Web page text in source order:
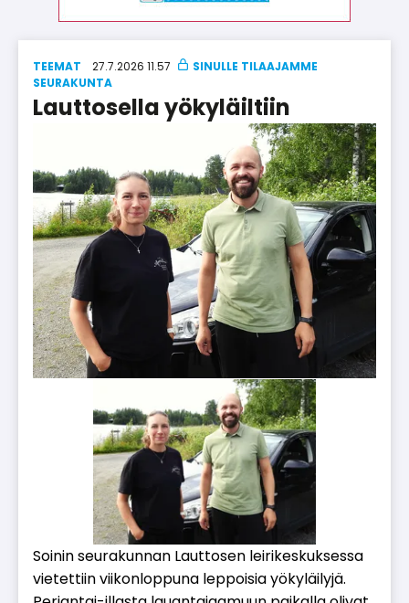
TEEMAT
27.7.2026 11.57
SEU­RA­KUN­TA
Lauttosella yökyläiltiin
Soi­nin seu­ra­kun­nan Laut­to­sen lei­ri­kes­kuk­ses­sa
vie­tet­tiin vii­kon­lop­pu­na lep­poi­sia yö­ky­läi­ly­jä.